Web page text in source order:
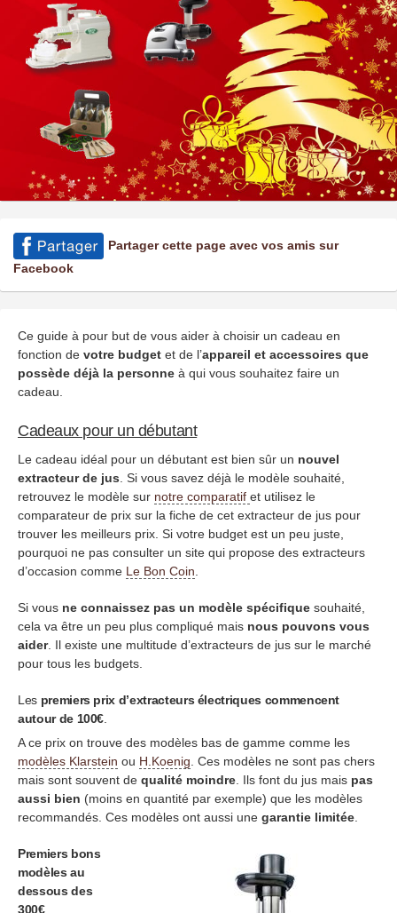
Partager cette page avec vos amis sur
Facebook
Ce guide à pour but de vous aider à choisir un cadeau en
fonction de votre budget et de l’appareil et accessoires que
possède déjà la personne à qui vous souhaitez faire un
cadeau.
Cadeaux pour un débutant
Le cadeau idéal pour un débutant est bien sûr un nouvel
extracteur de jus . Si vous savez déjà le modèle souhaité,
retrouvez le modèle sur notre comparatif et utilisez le
comparateur de prix sur la fiche de cet extracteur de jus pour
trouver les meilleurs prix. Si votre budget est un peu juste,
pourquoi ne pas consulter un site qui propose des extracteurs
d’occasion comme Le Bon Coin
Si vous ne connaissez pas un modèle spécifique souhaité,
cela va être un peu plus compliqué mais nous pouvons vous
aider. Il existe une multitude d’extracteurs de jus sur le marché
pour tous les budgets.
Les premiers prix d’extracteurs électriques commencent
autour de 100€
A ce prix on trouve des modèles bas de gamme comme les
modèles Klarstein ou H.Koenig . Ces modèles ne sont pas chers
mais sont souvent de qualité moindre . Ils font du jus mais pas
aussi bien (moins en quantité par exemple) que les modèles
recommandés. Ces modèles ont aussi une garantie limitée
Premiers bons
modèles au
dessous des
300€